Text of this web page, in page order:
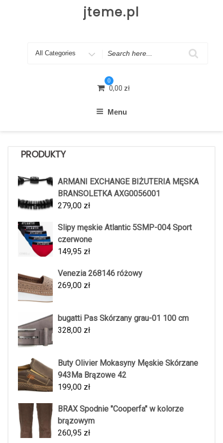
jteme.pl
Search
0
0,00 zł
Menu
PRODUKTY
ARMANI EXCHANGE BIŻUTERIA MĘSKA
BRANSOLETKA AXG0056001
279,00 zł
Slipy męskie Atlantic 5SMP-004 Sport
czerwone
149,95 zł
Venezia 268146 różowy
269,00 zł
bugatti Pas Skórzany grau-01 100 cm
328,00 zł
Buty Olivier Mokasyny Męskie Skórzane
943Ma Brązowe 42
199,00 zł
BRAX Spodnie "Cooperfa" w kolorze
brązowym
260,95 zł